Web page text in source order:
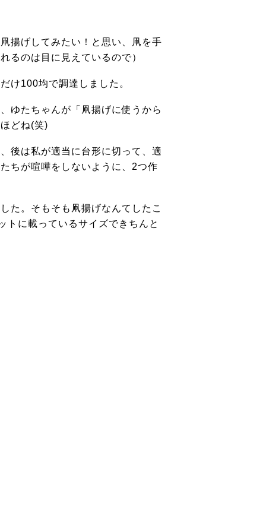
揚げしてみたい！と思い、凧を手
るのは目に見えているので）
け100均で調達しました。
ゆたちゃんが「凧揚げに使うから
どね(笑)
後は私が適当に台形に切って、適
ちが喧嘩をしないように、 2つ作
た。そもそも凧揚げなんてしたこ
トに載っているサイズできちんと